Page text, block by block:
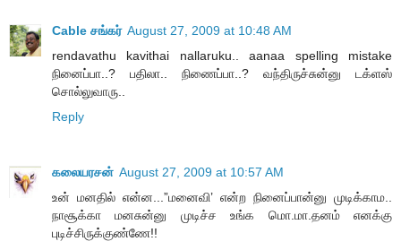
Cable சங்கர் August 27, 2009 at 10:48 AM
rendavathu kavithai nallaruku.. aanaa spelling mistake
நினைப்பா..? பதிலா.. நிணைப்பா..? வந்திருச்சுன்னு டக்ளஸ்
சொல்லுவாரு..
Reply
கலையரசன் August 27, 2009 at 10:57 AM
உன் மனதில் என்ன...”மனைவி’ என்ற நினைப்பான்னு முடிக்காம..
நாசூக்கா மனசுன்னு முடிச்ச உங்க மொ.மா.தனம் எனக்கு
புடிச்சிருக்குண்ணே!!